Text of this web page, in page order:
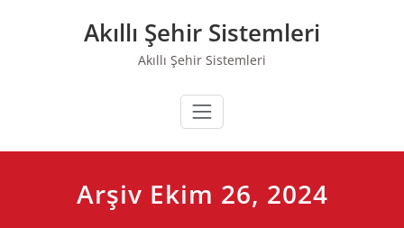
Akıllı Şehir Sistemleri
Akıllı Şehir Sistemleri
Arşiv Ekim 26, 2024